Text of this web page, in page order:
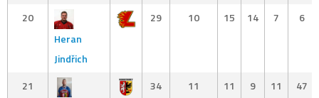
20
Heran
Jindřich
29 10 15 14 7 6
21
34 11 11 9 11 47